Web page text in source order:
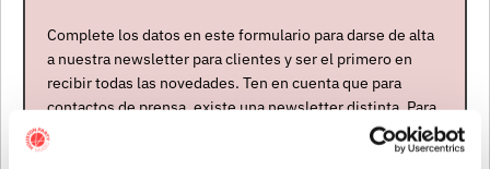
Complete los datos en este formulario para darse de alta
a nuestra newsletter para clientes y ser el primero en
recibir todas las novedades. Ten en cuenta que para
contactos de prensa, existe una newsletter distinta. Para
formar parte de ella, envíanos un mensaje a